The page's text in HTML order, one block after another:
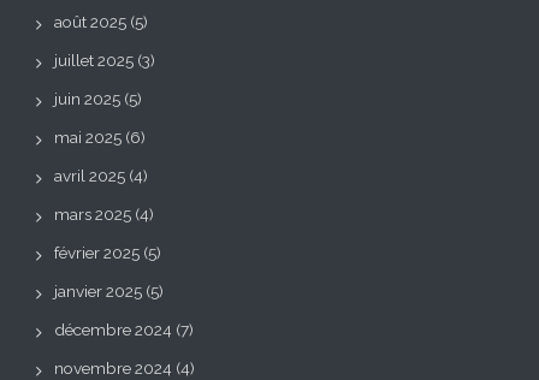
août 2025 (5)
juillet 2025 (3)
juin 2025 (5)
mai 2025 (6)
avril 2025 (4)
mars 2025 (4)
février 2025 (5)
janvier 2025 (5)
décembre 2024 (7)
novembre 2024 (4)